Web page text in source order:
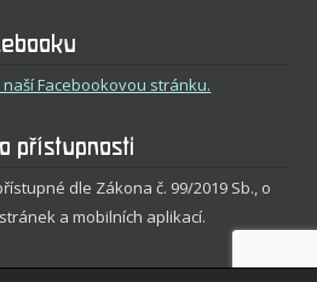
Facebookovou stránku.
přístupnosti
dle Zákona č. 99/2019 Sb., o
a mobilních aplikací.